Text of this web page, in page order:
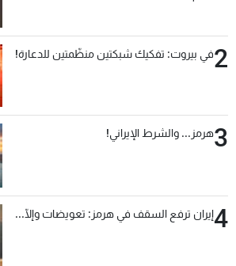
2في بيروت: تفكيك شبكتين منظّمتين للدعارة!
3هرمز... والشرط الإيراني!
4إيران ترفع السقف في هرمز: تعويضات وإلّا...